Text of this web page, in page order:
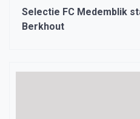
Selectie FC Medemblik
Berkhout